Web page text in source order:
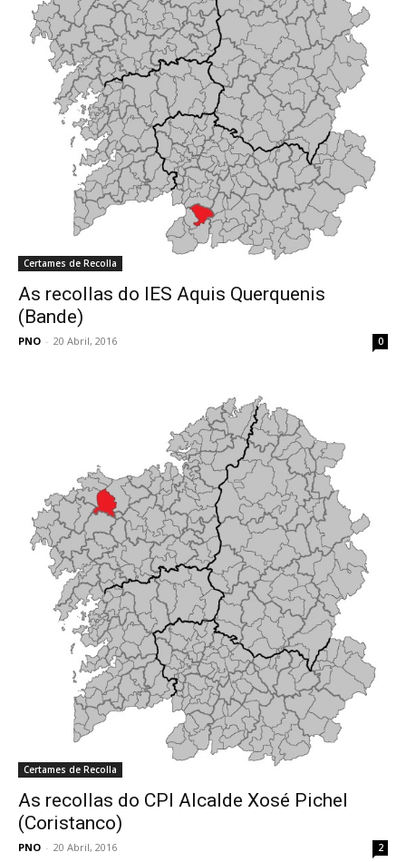
Certames de Recolla
As recollas do IES Aquis Querquenis
(Bande)
PNO - 20 Abril, 2016 0
Certames de Recolla
As recollas do CPI Alcalde Xosé Pichel
(Coristanco)
PNO - 20 Abril, 2016 2